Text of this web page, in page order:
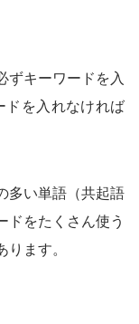
ずキーワードを入
ドを入れなければ
多い単語（共起語
ドをたくさん使う
ます。